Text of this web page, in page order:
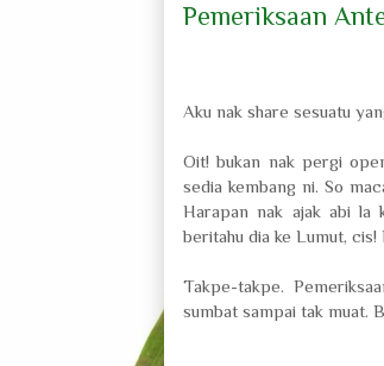
Pemeriksaan
Aku nak share sesuatu
Oit! bukan nak pergi
sedia kembang ni. So
Harapan nak ajak abi la
beritahu dia ke Lumut, cis!
Takpe-takpe.
sumbat sampai tak muat.